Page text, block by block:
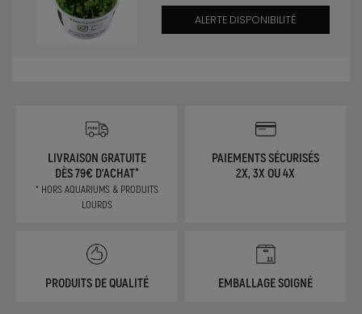
ALERTE DISPONIBILITÉ
LIVRAISON GRATUITE
DÈS 79€ D'ACHAT*
* HORS AQUARIUMS & PRODUITS
LOURDS
PAIEMENTS SÉCURISÉS
2X, 3X OU 4X
PRODUITS DE QUALITÉ EMBALLAGE SOIGNÉ